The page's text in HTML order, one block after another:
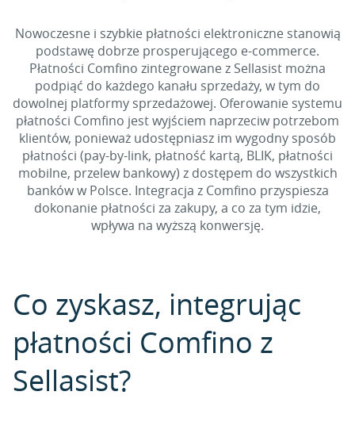
Nowoczesne i szybkie płatności elektroniczne stanowią
podstawę dobrze prosperującego e-commerce.
Płatności Comfino zintegrowane z Sellasist można
podpiąć do każdego kanału sprzedaży, w tym do
dowolnej platformy sprzedażowej. Oferowanie systemu
płatności Comfino jest wyjściem naprzeciw potrzebom
klientów, ponieważ udostępniasz im wygodny sposób
płatności (pay-by-link, płatność kartą, BLIK, płatności
mobilne, przelew bankowy) z dostępem do wszystkich
banków w Polsce. Integracja z Comfino przyspiesza
dokonanie płatności za zakupy, a co za tym idzie,
wpływa na wyższą konwersję.
Co zyskasz, integrując
płatności Comfino z
Sellasist?